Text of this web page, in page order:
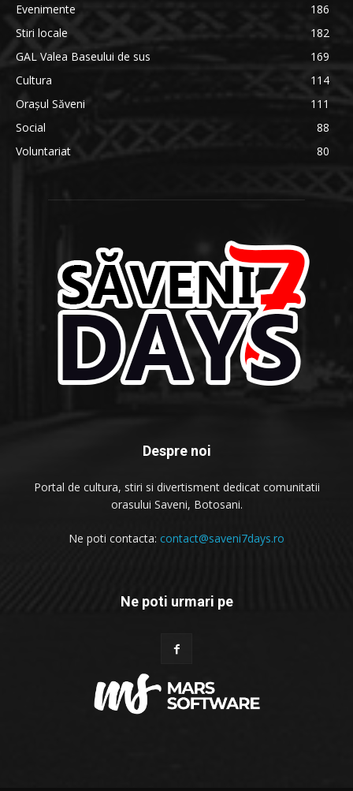
Evenimente
186
Stiri locale
182
GAL Valea Baseului de sus
169
Cultura
114
Orașul Săveni
111
Social
88
Voluntariat
80
Despre noi
Portal de cultura, stiri si divertisment dedicat comunitatii
orasului Saveni, Botosani.
Ne poti contacta: contact@saveni7days.ro
Ne poti urmari pe